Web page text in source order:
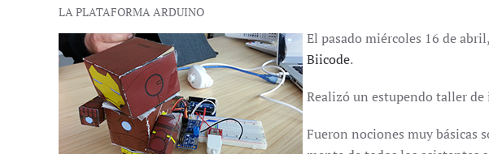
LA PLATAFORMA ARDUINO
El pasado miércoles 16 de
Biicode.
Realizó un estupendo taller
Fueron nociones muy básicas